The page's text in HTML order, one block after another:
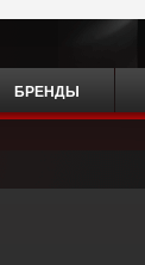
БРЕНДЫ